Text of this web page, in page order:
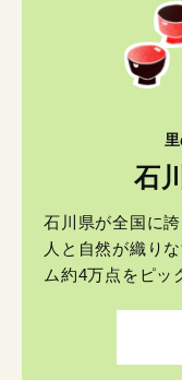
石
石川県が全国に
人と自然が織り
ム約4万点をピッ